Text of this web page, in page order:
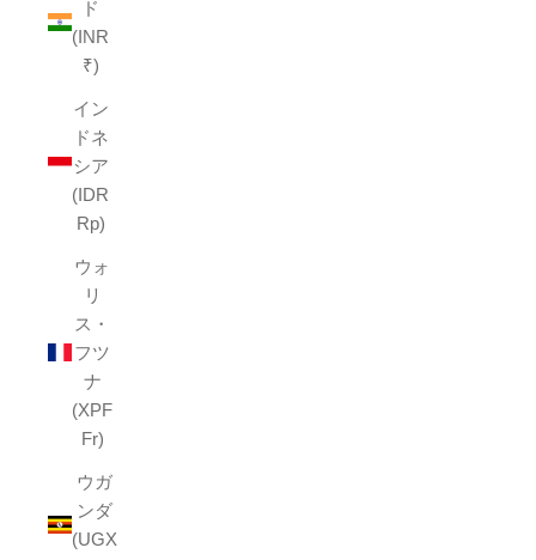
ド
(INR
₹)
イン
ドネ
シア
(IDR
Rp)
ウォ
リ
ス・
フツ
ナ
(XPF
Fr)
ウガ
ンダ
(UGX